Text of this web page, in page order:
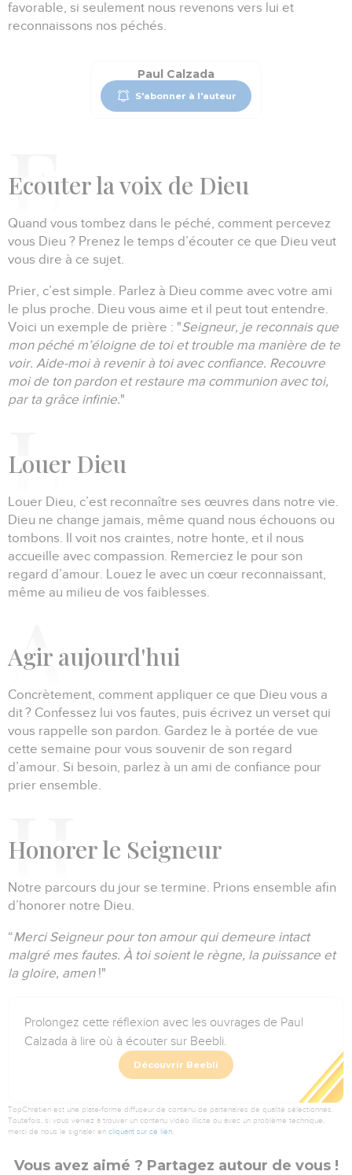
favorable, si seulement nous revenons vers lui et
reconnaissons nos péchés.
Paul Calzada
S'abonner à l'auteur
Ecouterla voix de Dieu
Quand vous tombez dans le péché, comment percevez
vous Dieu ? Prenez le temps d’écouter ce que Dieu veut
vous dire à ce sujet.
Prier, c’est simple. Parlez à Dieu comme avec votre ami
le plus proche. Dieu vous aime et il peut tout entendre.
Voici un exemple de prière : "Seigneur, je reconnais que
mon péché m’éloigne de toi et trouble ma manière de te
voir. Aide-moi à revenir à toi avec confiance. Recouvre
moi de ton pardon et restaure ma communion avec toi,
par ta grâce infinie."
Louer Dieu
Louer Dieu, c’est reconnaître ses œuvres dans notre vie.
Dieu ne change jamais, même quand nous échouons ou
tombons. Il voit nos craintes, notre honte, et il nous
accueille avec compassion. Remerciez le pour son
regard d’amour. Louez le avec un cœur reconnaissant,
même au milieu de vos faiblesses.
Agir aujourd'hui
Concrètement, comment appliquer ce que Dieu vous a
dit ? Confessez lui vos fautes, puis écrivez un verset qui
vous rappelle son pardon. Gardez le à portée de vue
cette semaine pour vous souvenir de son regard
d’amour. Si besoin, parlez à un ami de confiance pour
prier ensemble.
Honorerle Seigneur
Notre parcours du jour se termine. Prions ensemble afin
d’honorer notre Dieu.
“Merci Seigneur pour ton amour qui demeure intact
malgré mes fautes. À toi soient le règne, la puissance et
la gloire, amen !"
Prolongez cette réflexion avec les ouvrages de Paul
Calzada à lire où à écouter sur Beebli.
Découvrir Beebli
TopChrétien est une plate-forme diffuseur de contenu de partenaires de qualité sélectionnés.
Toutefois, si vous veniez à trouver un contenu vidéo illicite ou avec un problème technique,
merci de nous le signaler en cliquant sur ce lien
Vous avez aimé ? Partagez autour de vous !